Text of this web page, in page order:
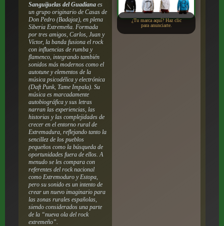
Sanguijuelas del Guadianaes
un grupo originario de Casas de
Don Pedro (Badajoz), en plena
Siberia Extremeña. Formada
por tres amigos, Carlos, Juan y
Víctor, la banda fusiona el rock
con influencias de rumba y
flamenco, integrando también
sonidos más modernos como el
autotune y elementos de la
música psicodélica y electrónica
(Daft Punk, Tame Impala). Su
música es marcadamente
autobiográfica y sus letras
narran las experiencias, las
historias y las complejidades de
crecer en el entorno rural de
Extremadura, reflejando tanto la
sencillez de los pueblos
pequeños como la búsqueda de
oportunidades fuera de ellos. A
menudo se les compara con
referentes del rock nacional
como Extremoduro y Estopa,
pero su sonido es un intento de
crear un nuevo imaginario para
las zonas rurales españolas,
siendo considerados una parte
de la “nueva ola del rock
extremeño”.
¿Tu marca aquí? Haz clic
para anunciarte.